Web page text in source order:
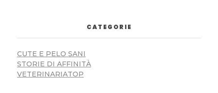
CATEGORIE
CUTE E PELO SANI
STORIE DI AFFINITÀ
VETERINARIATOP